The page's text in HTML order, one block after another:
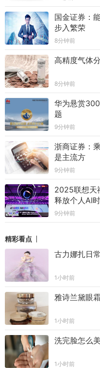
国金证券：
步入繁荣
8分钟前
高精度气体
8分钟前
华为悬赏
题
9分钟前
浙商证券：
是主流方
9分钟前
2025联想天
释放个人AI时
9分钟前
精彩看点
古力娜扎日
1小时前
雅诗兰黛眼
1小时前
洗完脸怎么
1小时前